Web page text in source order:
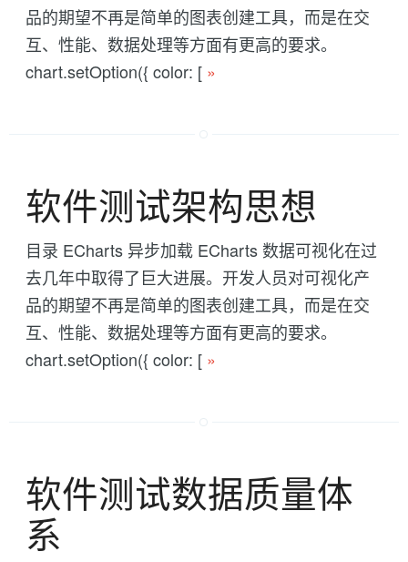
品的期望不再是简单的图表创建工具，而是在交
互、性能、数据处理等方面有更高的要求。
chart.setOption({ color: [ »
软件测试架构思想
目录 ECharts 异步加载 ECharts 数据可视化在过
去几年中取得了巨大进展。开发人员对可视化产
品的期望不再是简单的图表创建工具，而是在交
互、性能、数据处理等方面有更高的要求。
chart.setOption({ color: [ »
软件测试数据质量体
系